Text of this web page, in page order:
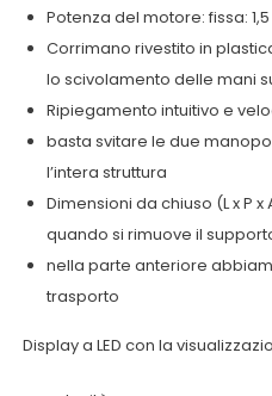
Potenza del motore: fissa: 1,5
Corrimano rivestito in
lo scivolamento delle mani
Ripiegamento intuitivo e
basta svitare le due
l’intera struttura
Dimensioni da chiuso (L x P x
quando si rimuove il
nella parte anteriore
trasporto
Display a LED con la